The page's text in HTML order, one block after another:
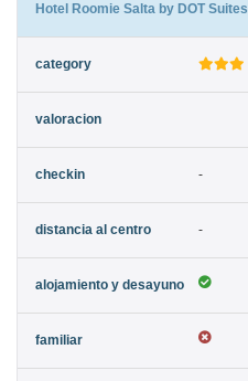
Hotel Roomie Salta by DOT Suites
-
-